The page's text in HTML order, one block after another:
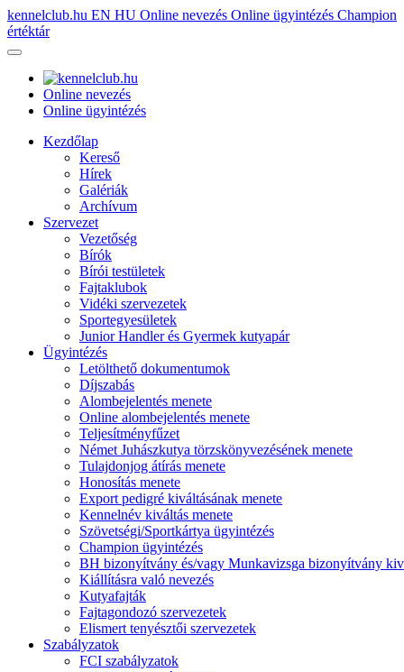
kennelclub.hu EN HU Online nevezés Online ügyintézés Champion
értéktár
Online nevezés
Online ügyintézés
Kezdőlap
Kereső
Hírek
Galériák
Archívum
Szervezet
Vezetőség
Bírók
Bírói testületek
Fajtaklubok
Vidéki szervezetek
Sportegyesületek
Junior Handler és Gyermek kutyapár
Ügyintézés
Letölthető dokumentumok
Díjszabás
Alombejelentés menete
Online alombejelentés menete
Teljesítményfűzet
Német Juhászkutya törzskönyvezésének menete
Tulajdonjog átírás menete
Honosítás menete
Export pedigré kiváltásának menete
Kennelnév kiváltás menete
Szövetségi/Sportkártya ügyintézés
Champion ügyintézés
BH bizonyítvány és/vagy Munkavizsga bizonyítvány
Kiállításra való nevezés
Kutyafajták
Fajtagondozó szervezetek
Elismert tenyésztői szervezetek
Szabályzatok
FCI szabályzatok